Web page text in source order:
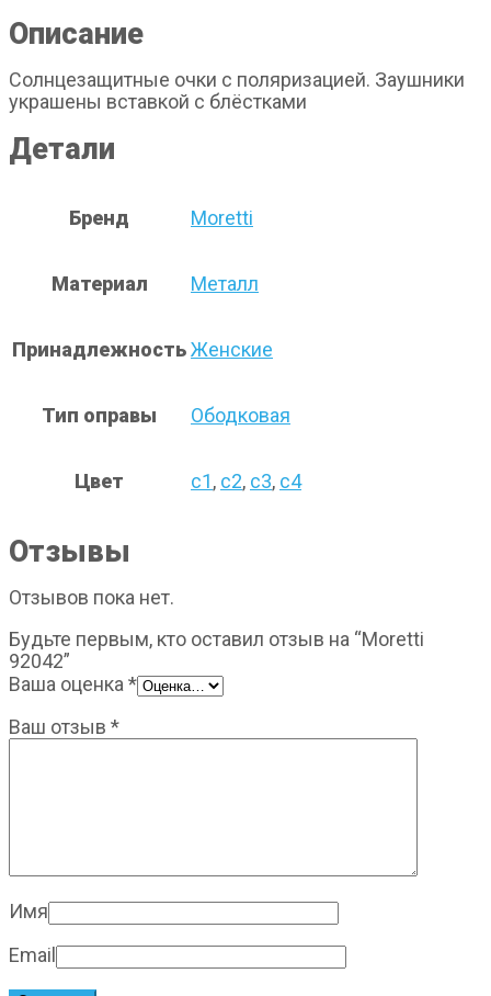
Описание
Солнцезащитные очки с поляризацией. Заушники
украшены вставкой с блёстками
Детали
Бренд Moretti
Материал Металл
ПринадлежностьЖенские
Тип оправы Ободковая
Цвет с1, с2, с3, с4
Отзывы
Отзывов пока нет.
Будьте первым, кто оставил отзыв на “Moretti
92042”
Ваша оценка *
Ваш отзыв *
Имя
Email